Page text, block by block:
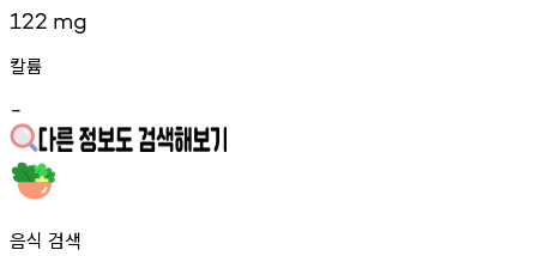
122 mg
칼륨
-
음식 검색